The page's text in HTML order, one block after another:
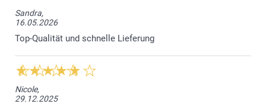
Sandra,
16.05.2026
Top-Qualität und schnelle Lieferung
Nicole,
29.12.2025